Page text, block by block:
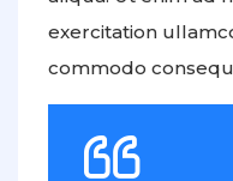
exercitation
commodo